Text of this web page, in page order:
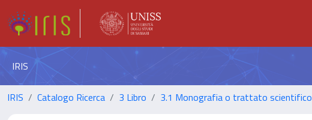
IRIS
IRIS Catalogo Ricerca 3 Libro 3.1 Monografia o trattato scientifico